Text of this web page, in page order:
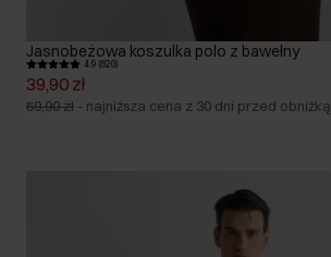
Jasnobeżowa koszulka polo z bawełny
4.9 (620)
39,90 zł
59,90 zł - najniższa cena z 30 dni przed obniżką